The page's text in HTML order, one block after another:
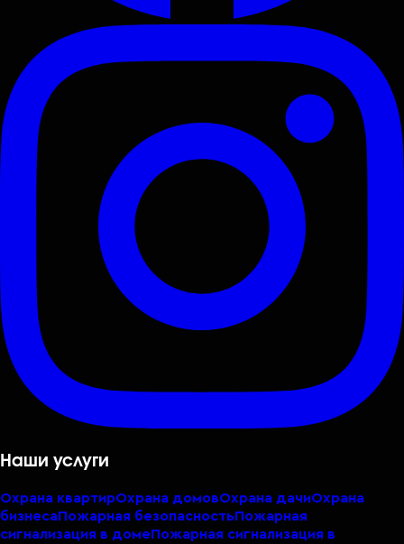
Наши услуги
Охрана квартирОхрана домовОхрана дачиОхрана
бизнесаПожарная безопасностьПожарная
сигнализация в домеПожарная сигнализация в